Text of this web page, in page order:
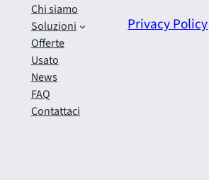
Chi siamo
Soluzioni
Offerte
Usato
News
FAQ
Contattaci
Privacy Policy